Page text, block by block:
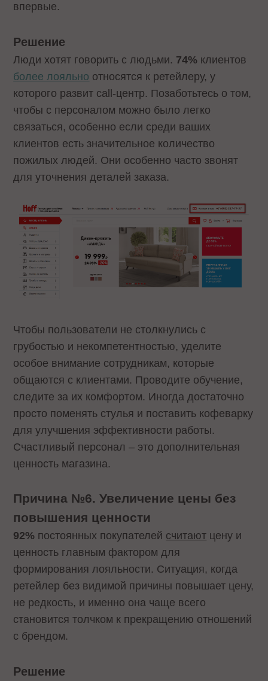
впервые.
Решение
Люди хотят говорить с людьми. 74% клиентов
более лояльно относятся к ретейлеру, у
которого развит call-центр. Позаботьтесь о том,
чтобы с персоналом можно было легко
связаться, особенно если среди ваших
клиентов есть значительное количество
пожилых людей. Они особенно часто звонят
для уточнения деталей заказа.
Чтобы пользователи не столкнулись с
грубостью и некомпетентностью, уделите
особое внимание сотрудникам, которые
общаются с клиентами. Проводите обучение,
следите за их комфортом. Иногда достаточно
просто поменять стулья и поставить кофеварку
для улучшения эффективности работы.
Счастливый персонал – это дополнительная
ценность магазина.
Причина №6. Увеличение цены без
повышения ценности
92% постоянных покупателей считают цену и
ценность главным фактором для
формирования лояльности. Ситуация, когда
ретейлер без видимой причины повышает цену,
не редкость, и именно она чаще всего
становится толчком к прекращению отношений
с брендом.
Решение